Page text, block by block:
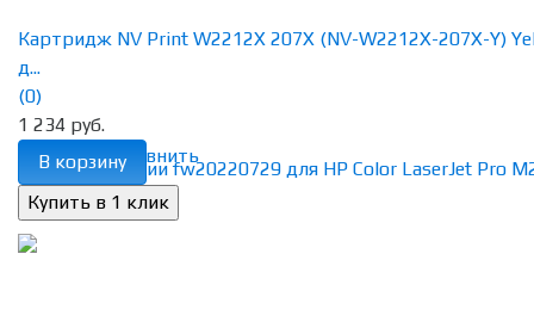
избранное сравнить
Картридж NV Print W2212X 207X (NV-W2212X-207X-Y)
д...
(0)
1 234 руб.
В корзину